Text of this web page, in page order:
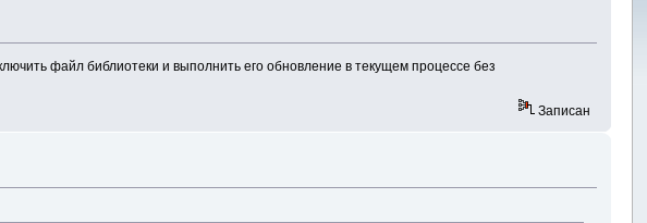
файл библиотеки и выполнить его обновление в текущем процессе без
Записан